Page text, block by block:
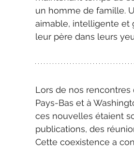
un homme de famille.
aimable, intelligente et
leur père dans leurs
Lors de nos
Pays-Bas et à
ces nouvelles étaient
publications, des
Cette coexistence a